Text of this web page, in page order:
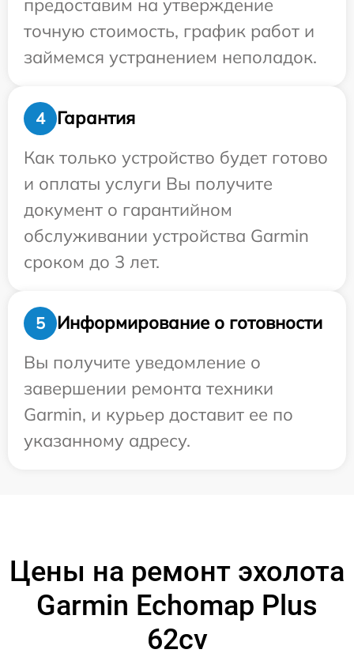
предоставим на утверждение
точную стоимость, график работ и
займемся устранением неполадок.
4
Гарантия
Как только устройство будет готово
и оплаты услуги Вы получите
документ о гарантийном
обслуживании устройства Garmin
сроком до 3 лет.
5
Информирование о готовности
Вы получите уведомление о
завершении ремонта техники
Garmin, и курьер доставит ее по
указанному адресу.
Цены на ремонт эхолота
Garmin Echomap Plus
62cv